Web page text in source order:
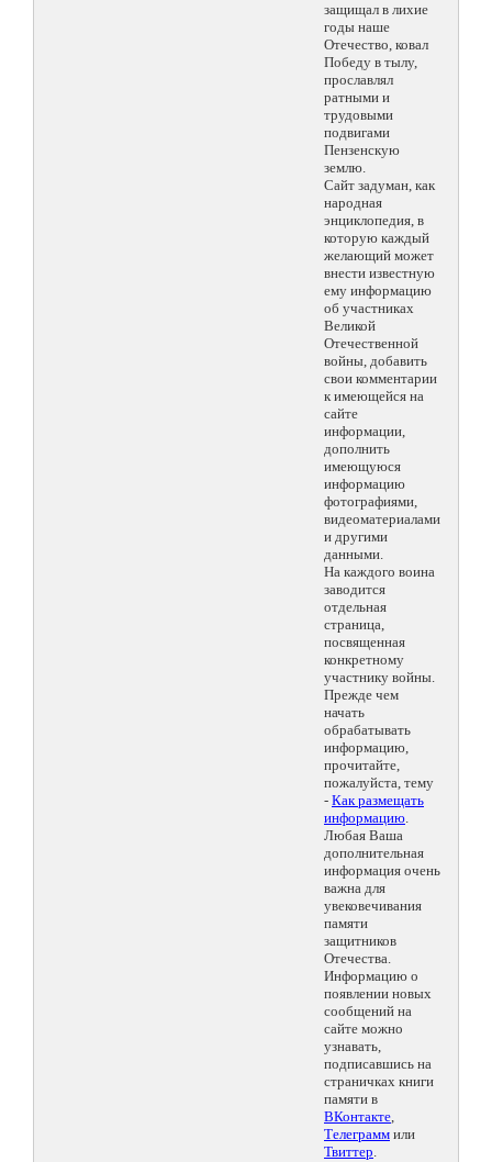
защищал в лихие
годы наше
Отечество, ковал
Победу в тылу,
прославлял
ратными и
трудовыми
подвигами
Пензенскую
землю.
Сайт задуман, как
народная
энциклопедия, в
которую каждый
желающий может
внести известную
ему информацию
об участниках
Великой
Отечественной
войны, добавить
свои комментарии
к имеющейся на
сайте
информации,
дополнить
имеющуюся
информацию
фотографиями,
видеоматериалами
и другими
данными.
На каждого воина
заводится
отдельная
страница,
посвященная
конкретному
участнику войны.
Прежде чем
начать
обрабатывать
информацию,
прочитайте,
пожалуйста, тему
- Как размещать
информацию.
Любая Ваша
дополнительная
информация очень
важна для
увековечивания
памяти
защитников
Отечества.
Информацию о
появлении новых
сообщений на
сайте можно
узнавать,
подписавшись на
страничках книги
памяти в
ВКонтакте,
Телеграмм или
Твиттер.